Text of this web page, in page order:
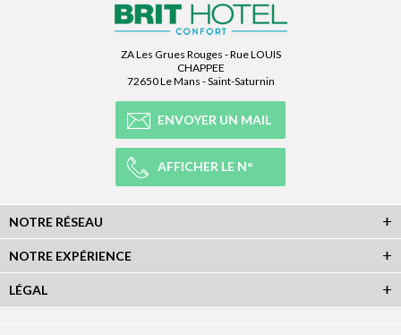
ZA Les Grues Rouges - Rue LOUIS
CHAPPEE
72650 Le Mans - Saint-Saturnin
ENVOYER UN MAIL
AFFICHER LE N°
NOTRE RÉSEAU
NOTRE EXPÉRIENCE
LÉGAL